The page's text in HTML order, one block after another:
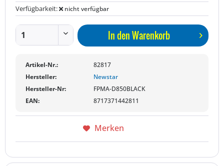
Verfügbarkeit:
nicht verfügbar
In denWarenkorb
Artikel-Nr.:
82817
Hersteller:
Newstar
Hersteller-Nr:
FPMA-D850BLACK
EAN:
8717371442811
Merken